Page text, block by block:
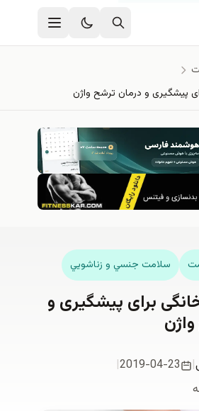
پیشگیری و درمان ترشح واژن
سلامت جنسي و زناشويي
برای پیشگیری و
|
2019-04-23
|